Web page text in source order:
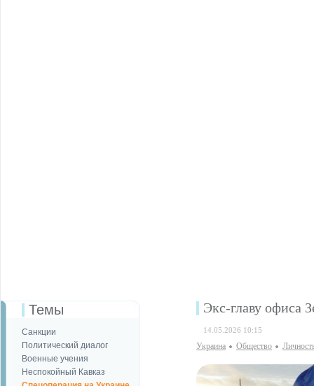
Темы
Санкции
Политический диалог
Военные учения
Неспокойный Кавказ
Экс-главу офиса
14.05.2026 10:15
Украина Общество